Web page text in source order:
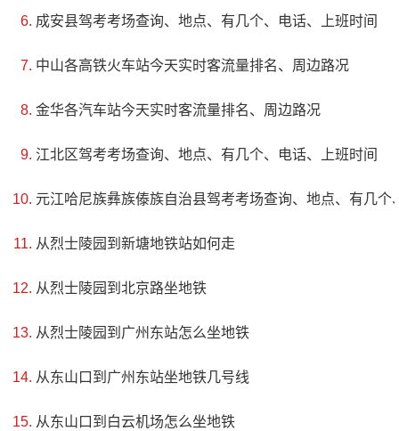
最大的特点是古、幽、青、奇。它也曾被东晋文学家孙绰称
4、羊岩山茶文化园景区
电话：(0576)85582636,(0576)85582666
成安县驾考考场查询、地点、有几个、电话、上班时间
中山各高铁火车站今天实时客流量排名、周边路况
金华各汽车站今天实时客流量排名、周边路况
江北区驾考考场查询、地点、有几个、电话、上班时间
元江哈尼族彝族傣族自治县驾考考场查询、地点、有几个
从烈士陵园到新塘地铁站如何走
从烈士陵园到北京路坐地铁
从烈士陵园到广州东站怎么坐地铁
从东山口到广州东站坐地铁几号线
从东山口到白云机场怎么坐地铁